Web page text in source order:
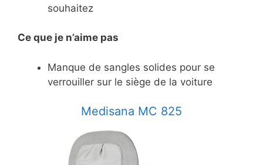
souhaitez
Ce que je n’aime pas
Manque de sangles solides pour se
verrouiller sur le siège de la voiture
​Medisana MC 825